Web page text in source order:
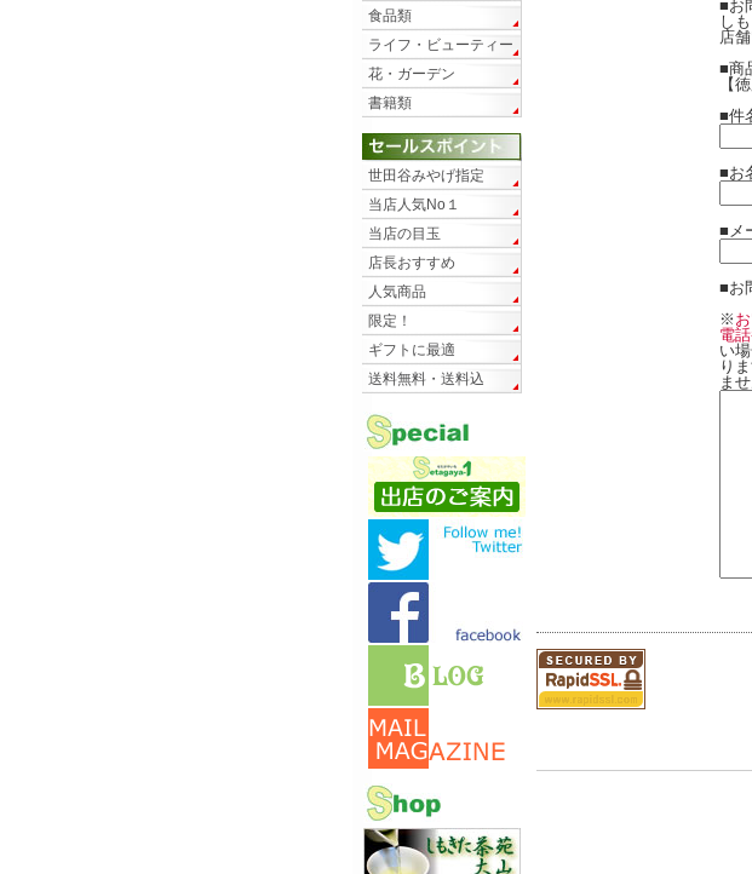
■お
し
店
■商
【
■件
■お
■メ
■お
※
電
い
り
ませ
食品類
ライフ・ビューティー
花・ガーデン
書籍類
世田谷みやげ指定
当店人気No１
当店の目玉
店長おすすめ
人気商品
限定！
ギフトに最適
送料無料・送料込